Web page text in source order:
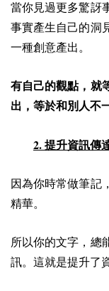
當你見過更多驚訝
事實產生自己的洞
一種創意產出。
有自己的觀點，就
出，等於和別人不
2. 提升資訊傳
因為你時常做筆記
精華。
所以你的文字，總
訊。這就是提升了